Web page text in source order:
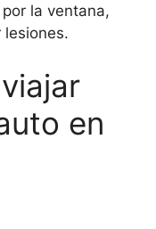
la ventana,
lesiones.
en